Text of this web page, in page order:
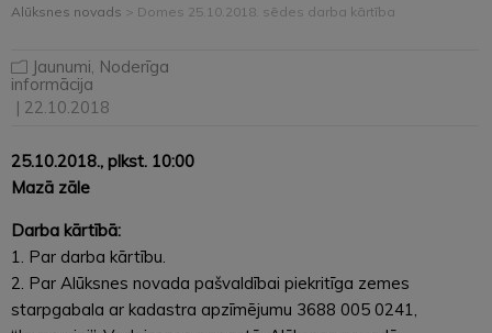
Alūksnes novads > Domes 25.10.2018. sēdes darba kārtība
Jaunumi Noderīga
informācija
| 22.10.2018
25.10.2018., plkst. 10:00
Mazā zāle
Darba kārtībā:
1. Par darba kārtību.
2. Par Alūksnes novada pašvaldībai piekritīga zemes
starpgabala ar kadastra apzīmējumu 3688 005 0241,